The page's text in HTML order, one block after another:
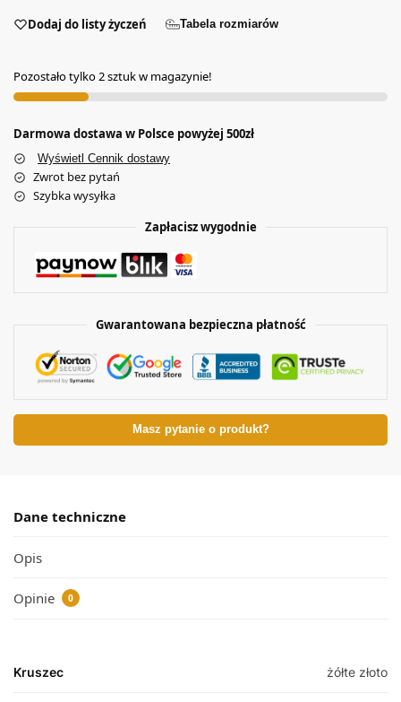
Dodaj do listy życzeń Tabela rozmiarów
Pozostało tylko 2 sztuk w magazynie!
Darmowa dostawa w Polsce powyżej 500zł
Wyświetl Cennik dostawy
Zwrot bez pytań
Szybka wysyłka
Zapłacisz wygodnie
Gwarantowana bezpieczna płatność
Masz pytanie o produkt?
Dane techniczne
Opis
Opinie 0
Kruszec żółte złoto